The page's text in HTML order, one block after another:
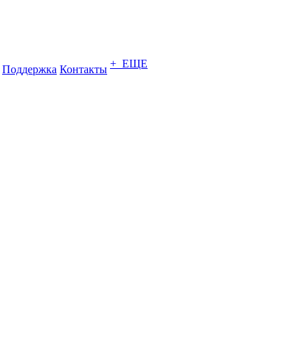
Поддержка Контакты + ЕЩЕ